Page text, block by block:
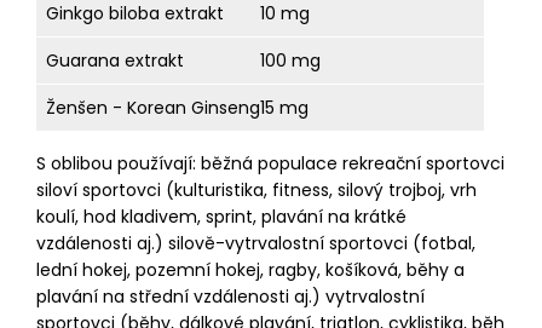
Ginkgo biloba extrakt
10 mg
Guarana extrakt
100 mg
Ženšen - Korean Ginseng15 mg
S oblibou používají: běžná populace rekreační sportovci
siloví sportovci (kulturistika, fitness, silový trojboj, vrh
koulí, hod kladivem, sprint, plavání na krátké
vzdálenosti aj.) silově-vytrvalostní sportovci (fotbal,
lední hokej, pozemní hokej, ragby, košíková, běhy a
plavání na střední vzdálenosti aj.) vytrvalostní